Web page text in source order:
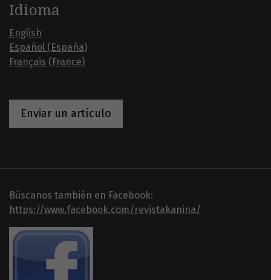
Idioma
English
Español (España)
Français (France)
Enviar un artículo
Búscanos también en Facebook:
https://www.facebook.com/revistakanina/